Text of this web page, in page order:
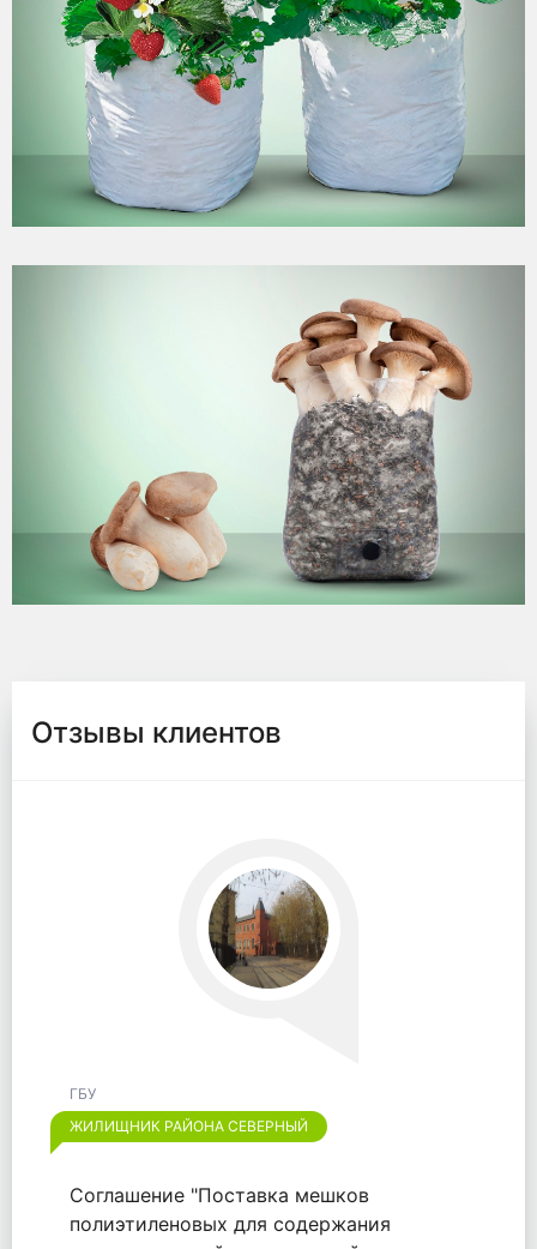
Отзывы клиентов
ЖИЛИЩНИК РАЙОНА ОТРАДНОЕ
Хотим выразить признательность
компании "ООО "ВАЙТПАК"" за